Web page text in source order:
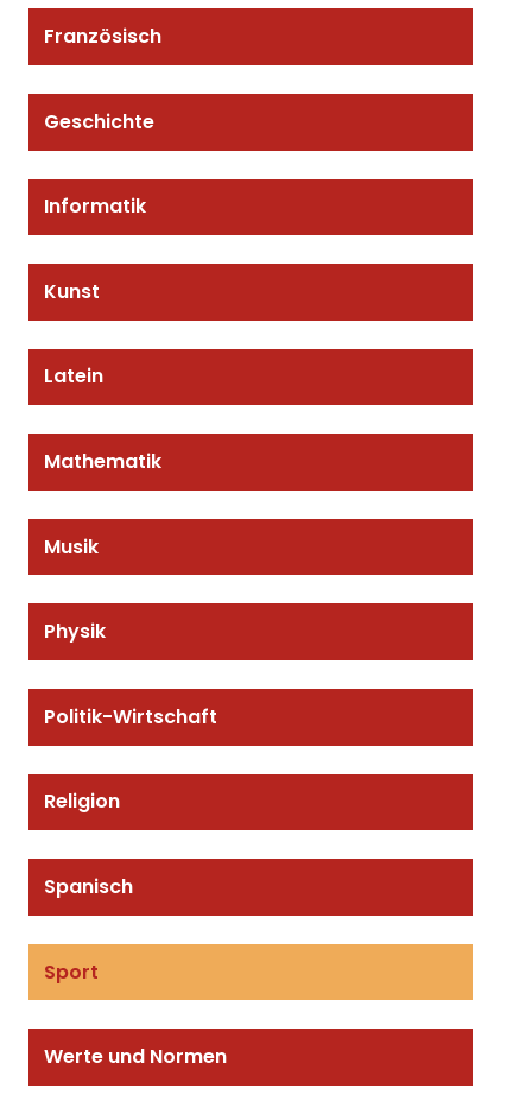
Französisch
Geschichte
Informatik
Kunst
Latein
Mathematik
Musik
Physik
Politik-Wirtschaft
Religion
Spanisch
Sport
Werte und Normen